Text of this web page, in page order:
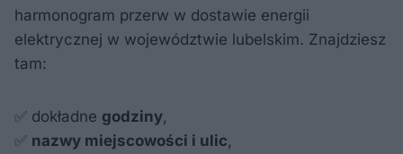
harmonogram przerw w dostawie energii
elektrycznej w województwie lubelskim. Znajdziesz
tam:
✅ dokładne godziny
✅ nazwy miejscowości i ulic